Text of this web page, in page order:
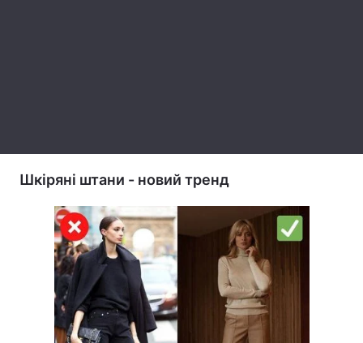
Шкіряні штани - новий тренд